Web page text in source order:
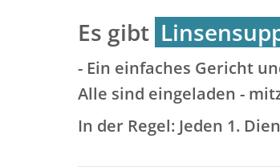
Es gibt
- Ein einfaches Gericht
Alle sind eingeladen -
In der Regel: Jeden 1.